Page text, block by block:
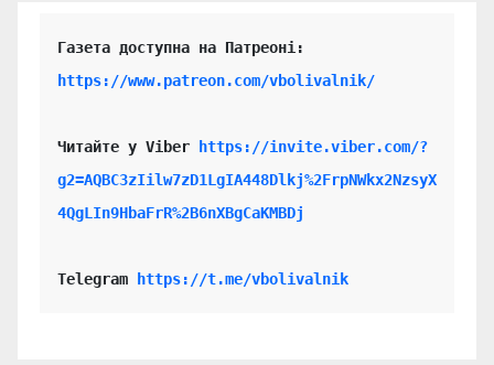
https://www.patreon.com/vbolivalnik/
Читайте у Viber
https://invite.viber.com/?
g2=AQBC3zIilw7zD1LgIA448Dlkj%2FrpNWkx2NzsyX
4QgLIn9HbaFrR%2B6nXBgCaKMBDj
Telegram https://t.me/vbolivalnik